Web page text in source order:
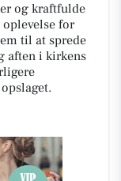
og kraftfulde
for
til at sprede
aften i kirkens